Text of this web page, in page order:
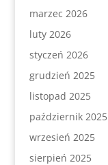
marzec 2026
luty 2026
styczeń 2026
grudzień 2025
listopad 2025
październik 2025
wrzesień 2025
sierpień 2025